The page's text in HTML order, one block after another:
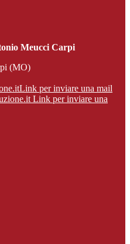
Meucci Carpi
(MO)
Link per inviare una mail
Link per inviare una